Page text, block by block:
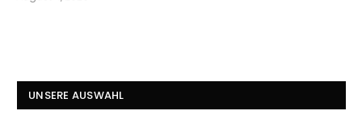
UNSERE AUSWAHL